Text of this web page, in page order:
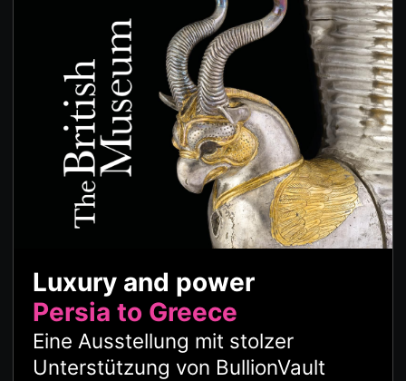
Luxury and power
Persia to Greece
Eine Ausstellung mit stolzer
Unterstützung von BullionVault